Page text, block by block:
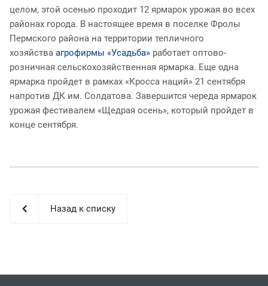
целом, этой осенью проходит 12 ярмарок урожая во всех
районах города. В настоящее время в поселке Фролы
Пермского района на территории тепличного
хозяйства агрофирмы «Усадьба» работает оптово-
розничная сельскохозяйственная ярмарка. Еще одна
ярмарка пройдет в рамках «Кросса наций» 21 сентября
напротив ДК им. Солдатова. Завершится череда ярмарок
урожая фестивалем «Щедрая осень», который пройдет в
конце сентября.
Назад к списку